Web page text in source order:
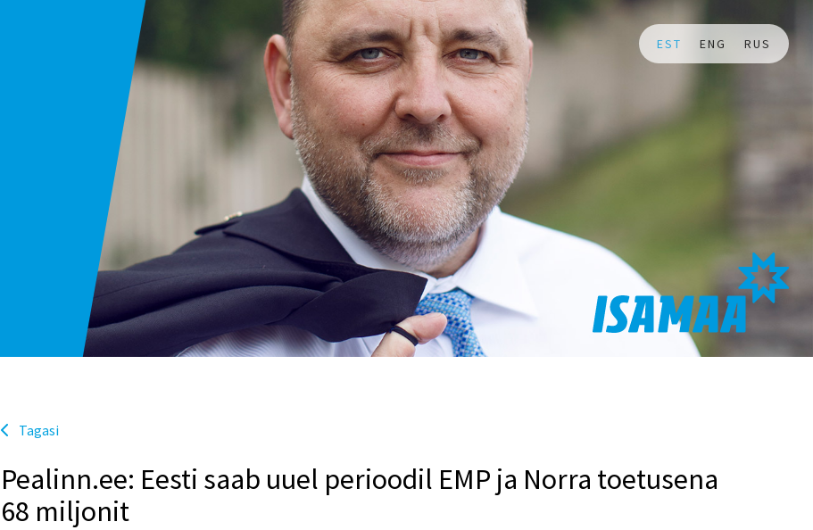
EST ENG RUS
Tagasi
Pealinn.ee: Eesti saab uuel perioodil EMP ja Norra toetusena
68 miljonit